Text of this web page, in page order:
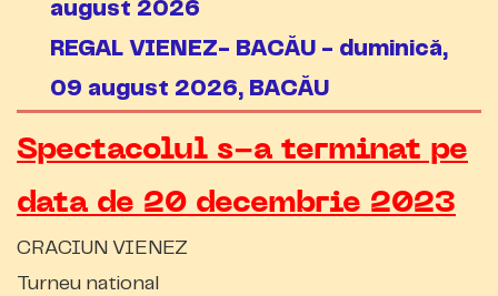
august 2026
REGAL VIENEZ- BACĂU - duminică,
09 august 2026, BACĂU
Spectacolul s-a terminat pe
data de 20 decembrie 2023
CRACIUN VIENEZ
Turneu national